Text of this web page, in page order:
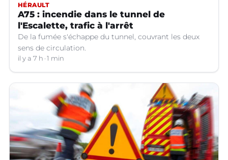
HÉRAULT
A75 : incendie dans le tunnel de
l'Escalette, trafic à l'arrêt
De la fumée s'échappe du tunnel, couvrant les deux
sens de circulation.
il y a 7 h 1 min